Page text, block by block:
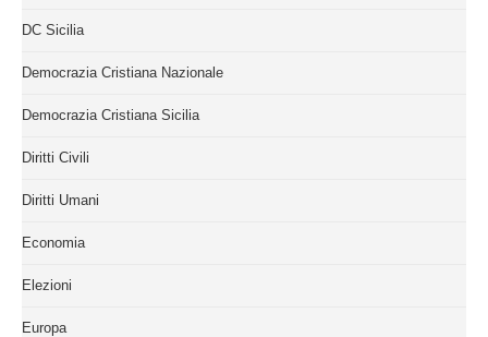
DC Sicilia
Democrazia Cristiana Nazionale
Democrazia Cristiana Sicilia
Diritti Civili
Diritti Umani
Economia
Elezioni
Europa